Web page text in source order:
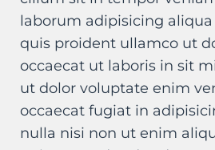
laborum adipisicing
quis proident ullamco ut
occaecat ut laboris in sit
ut dolor voluptate enim
occaecat fugiat in
nulla nisi non ut enim